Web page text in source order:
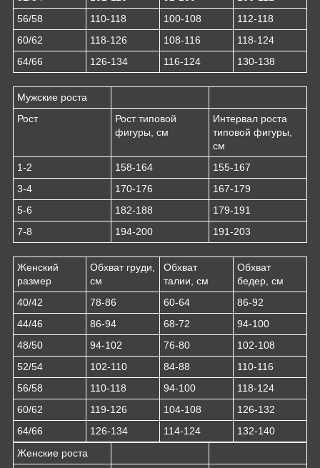
56/58
110-118 100-108
112-118
60/62
118-126 108-116
118-124
64/66
126-134 116-124 130-138
Мужские роста
Рост
Рост типовой
фигуры, см
Интервал роста
типовой фигуры,
см
1-2
158-164
155-167
3-4
170-176
167-179
5-6
182-188
179-191
7-8
194-200 191-203
Женский
размер
Обхват груди,
см
Обхват
талии, см
Обхват
бедер, см
40/42
78-86 60-64
86-92
44/46
86-94 68-72
94-100
48/50
94-102 76-80
102-108
52/54
102-110 84-88
110-116
56/58
110-118 94-100
118-124
60/62
119-126 104-108
126-132
64/66
126-134 114-124
132-140
Женские роста